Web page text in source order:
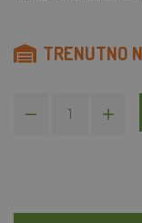
TRENUTNO